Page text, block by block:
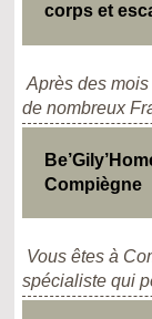
corps et
Après des
de nombreux
Compiègne
Vous êtes à
spécialiste qui